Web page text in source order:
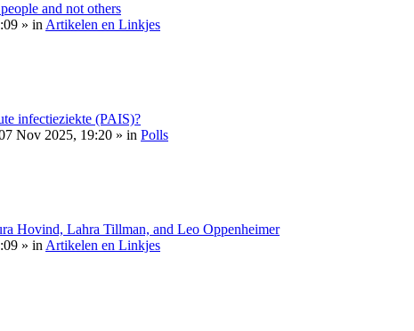
and not others
» in Artikelen en Linkjes
infectieziekte (PAIS)?
Nov 2025, 19:20 » in Polls
Hovind, Lahra Tillman, and Leo Oppenheimer
» in Artikelen en Linkjes